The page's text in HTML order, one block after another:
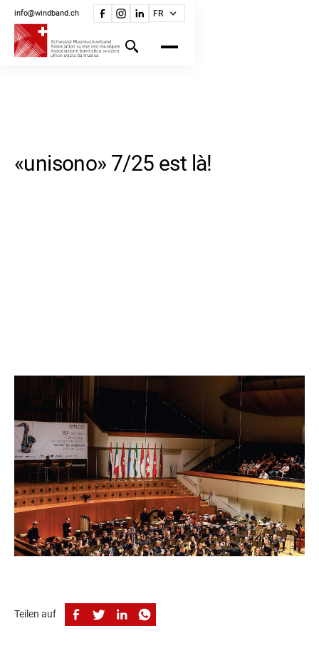
info@windband.ch FR
«unisono» 7/25 est là!
Lisez sans attendre les dernières nouvelles du monde de la
musique à vent.
Vers l'e-paper
Teilen auf